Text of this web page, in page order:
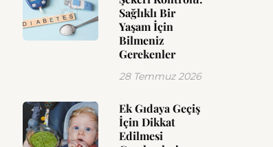
Sağlıklı Bir
Yaşam İçin
Bilmeniz
Gerekenler
28 Temmuz 2026
Ek Gıdaya Geçiş
İçin Dikkat
Edilmesi